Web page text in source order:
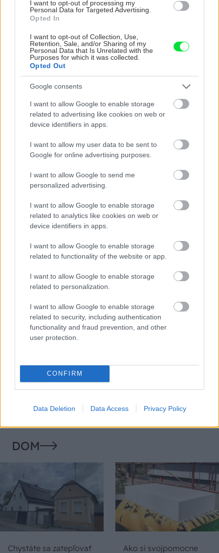
I want to opt-out of processing my
Personal Data for Targeted Advertising.
Opted In
I want to opt-out of Collection, Use,
Retention, Sale, and/or Sharing of my
Personal Data that Is Unrelated with the
Purposes for which it was collected.
Opted Out
Google consents
I want to allow Google to enable storage
related to advertising like cookies on web or
device identifiers in apps.
I want to allow my user data to be sent to
Google for online advertising purposes.
I want to allow Google to send me
personalized advertising.
I want to allow Google to enable storage
related to analytics like cookies on web or
device identifiers in apps.
I want to allow Google to enable storage
related to functionality of the website or app.
I want to allow Google to enable storage
related to personalization.
I want to allow Google to enable storage
related to security, including authentication
functionality and fraud prevention, and other
user protection.
CONFIRM
Data Deletion Data Access Privacy Policy
ochabnuté izbové
rastliny? Pravda vás
možno prekvapí
nakladačiek: Ako ich
podporiť k druhej vlne
kvitnutia?
CHALUPA
Na Morave prerobila
starú chalupu na
nepoznanie: Keď
že nie ste v Toskánsku
S motorovou pílou sa
dokáže aj podpísať.
montovaný domček v
duchu tradícií
Temné stránky chalúp:
10 najčastejších
skrytých chýb, ktoré
prekvapiť
Žena, búracie kladivo a
deň!
DOM
Chystáte sa zatepľovať Ako si svojpomocne